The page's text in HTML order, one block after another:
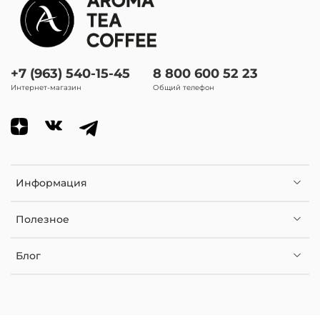
оттенка
Аромат (настой):
Внешность (настой):
5-6 проливов
Вид чая
Информация
Полезное
Блог
+7 (963) 540-15-45
Интернет-магазин
8 800 600 52 23
Общий телефон